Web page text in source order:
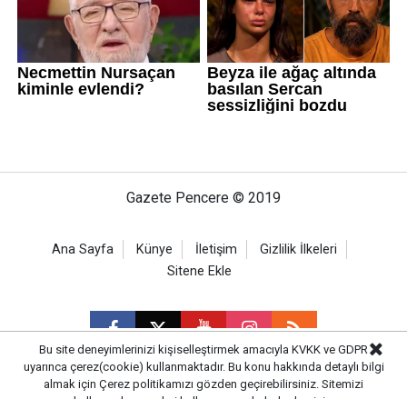
Gazete Pencere © 2019
Ana Sayfa Künye İletişim
Gizlilik İlkeleri
Sitene Ekle
CM Bilişim
Bu site deneyimlerinizi kişiselleştirmek amacıyla KVKK ve GDPR
uyarınca çerez(cookie) kullanmaktadır. Bu konu hakkında detaylı bilgi
almak için Çerez politikamızı gözden geçirebilirsiniz. Sitemizi